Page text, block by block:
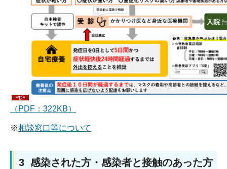
（PDF：322KB）
※相談窓口等について
3 感染された方・感染者と接触のあった方